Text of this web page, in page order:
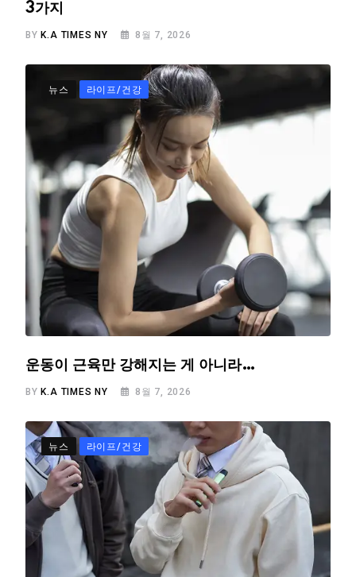
3가지
BY K.A TIMES NY 8월 7, 2026
뉴스 라이프/건강
운동이 근육만 강해지는 게 아니라…
BY K.A TIMES NY 8월 7, 2026
뉴스 라이프/건강